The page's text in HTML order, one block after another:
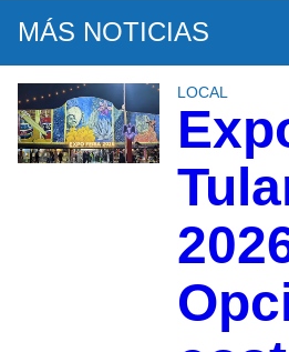
MÁS NOTICIAS
LOCAL